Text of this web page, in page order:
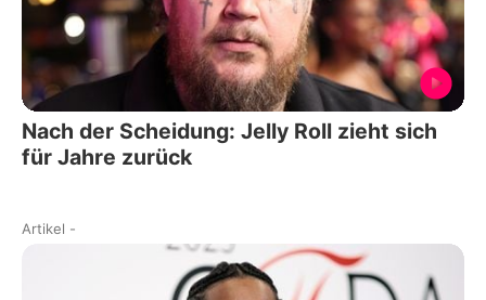
Nach der Scheidung: Jelly Roll zieht sich
für Jahre zurück
Artikel -